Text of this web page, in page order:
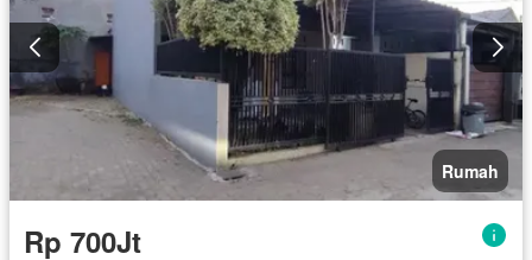
Rumah
Rp 700Jt